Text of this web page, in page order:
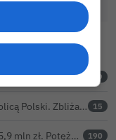
Parking szpitalny tylko dla VIP-ów. Reszta pracowników ma parkować na bazarze 59
Bolesławiec znów stanie się ceramiczną stolicą Polski. Zbliża się 32. Święto Ceramiki 15
NFZ żąda od szpitala w Bolesławcu prawie 5,9 mln zł. Potężny cios po kontroli rozliczeń 190